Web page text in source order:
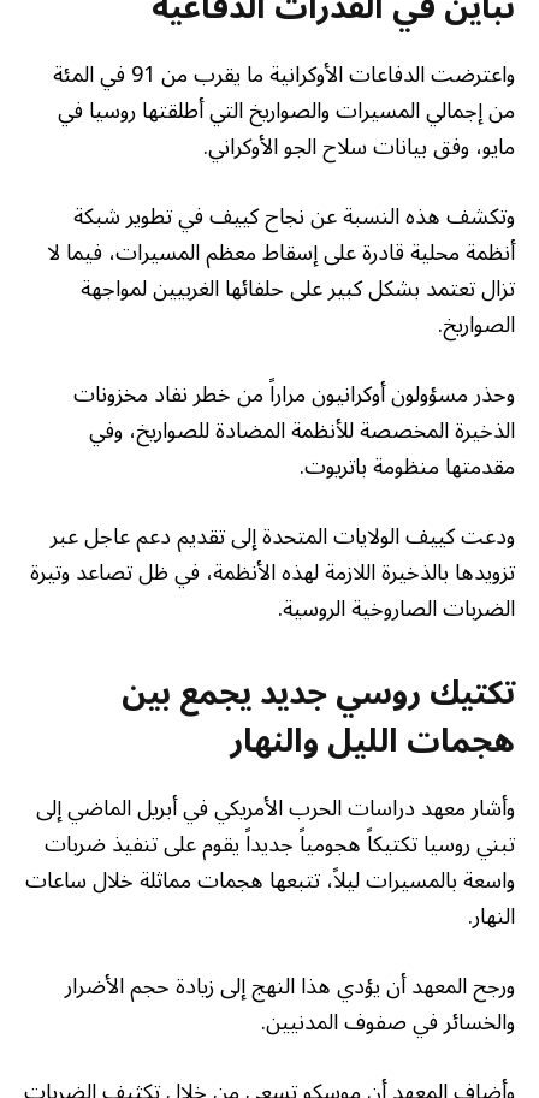
واعترضت الدفاعات الأوكرانية ما يقرب من 91 في المئة
من إجمالي المسيرات والصواريخ التي أطلقتها روسيا في
مايو، وفق بيانات سلاح الجو الأوكراني.
وتكشف هذه النسبة عن نجاح كييف في تطوير شبكة
أنظمة محلية قادرة على إسقاط معظم المسيرات، فيما لا
تزال تعتمد بشكل كبير على حلفائها الغربيين لمواجهة
الصواريخ.
وحذر مسؤولون أوكرانيون مراراً من خطر نفاد مخزونات
الذخيرة المخصصة للأنظمة المضادة للصواريخ، وفي
مقدمتها منظومة باتريوت.
ودعت كييف الولايات المتحدة إلى تقديم دعم عاجل عبر
تزويدها بالذخيرة اللازمة لهذه الأنظمة، في ظل تصاعد وتيرة
الضربات الصاروخية الروسية.
تكتيك روسي جديد يجمع بين
هجمات الليل والنهار
وأشار معهد دراسات الحرب الأمريكي في أبريل الماضي إلى
تبني روسيا تكتيكاً هجومياً جديداً يقوم على تنفيذ ضربات
واسعة بالمسيرات ليلاً، تتبعها هجمات مماثلة خلال ساعات
النهار.
ورجح المعهد أن يؤدي هذا النهج إلى زيادة حجم الأضرار
والخسائر في صفوف المدنيين.